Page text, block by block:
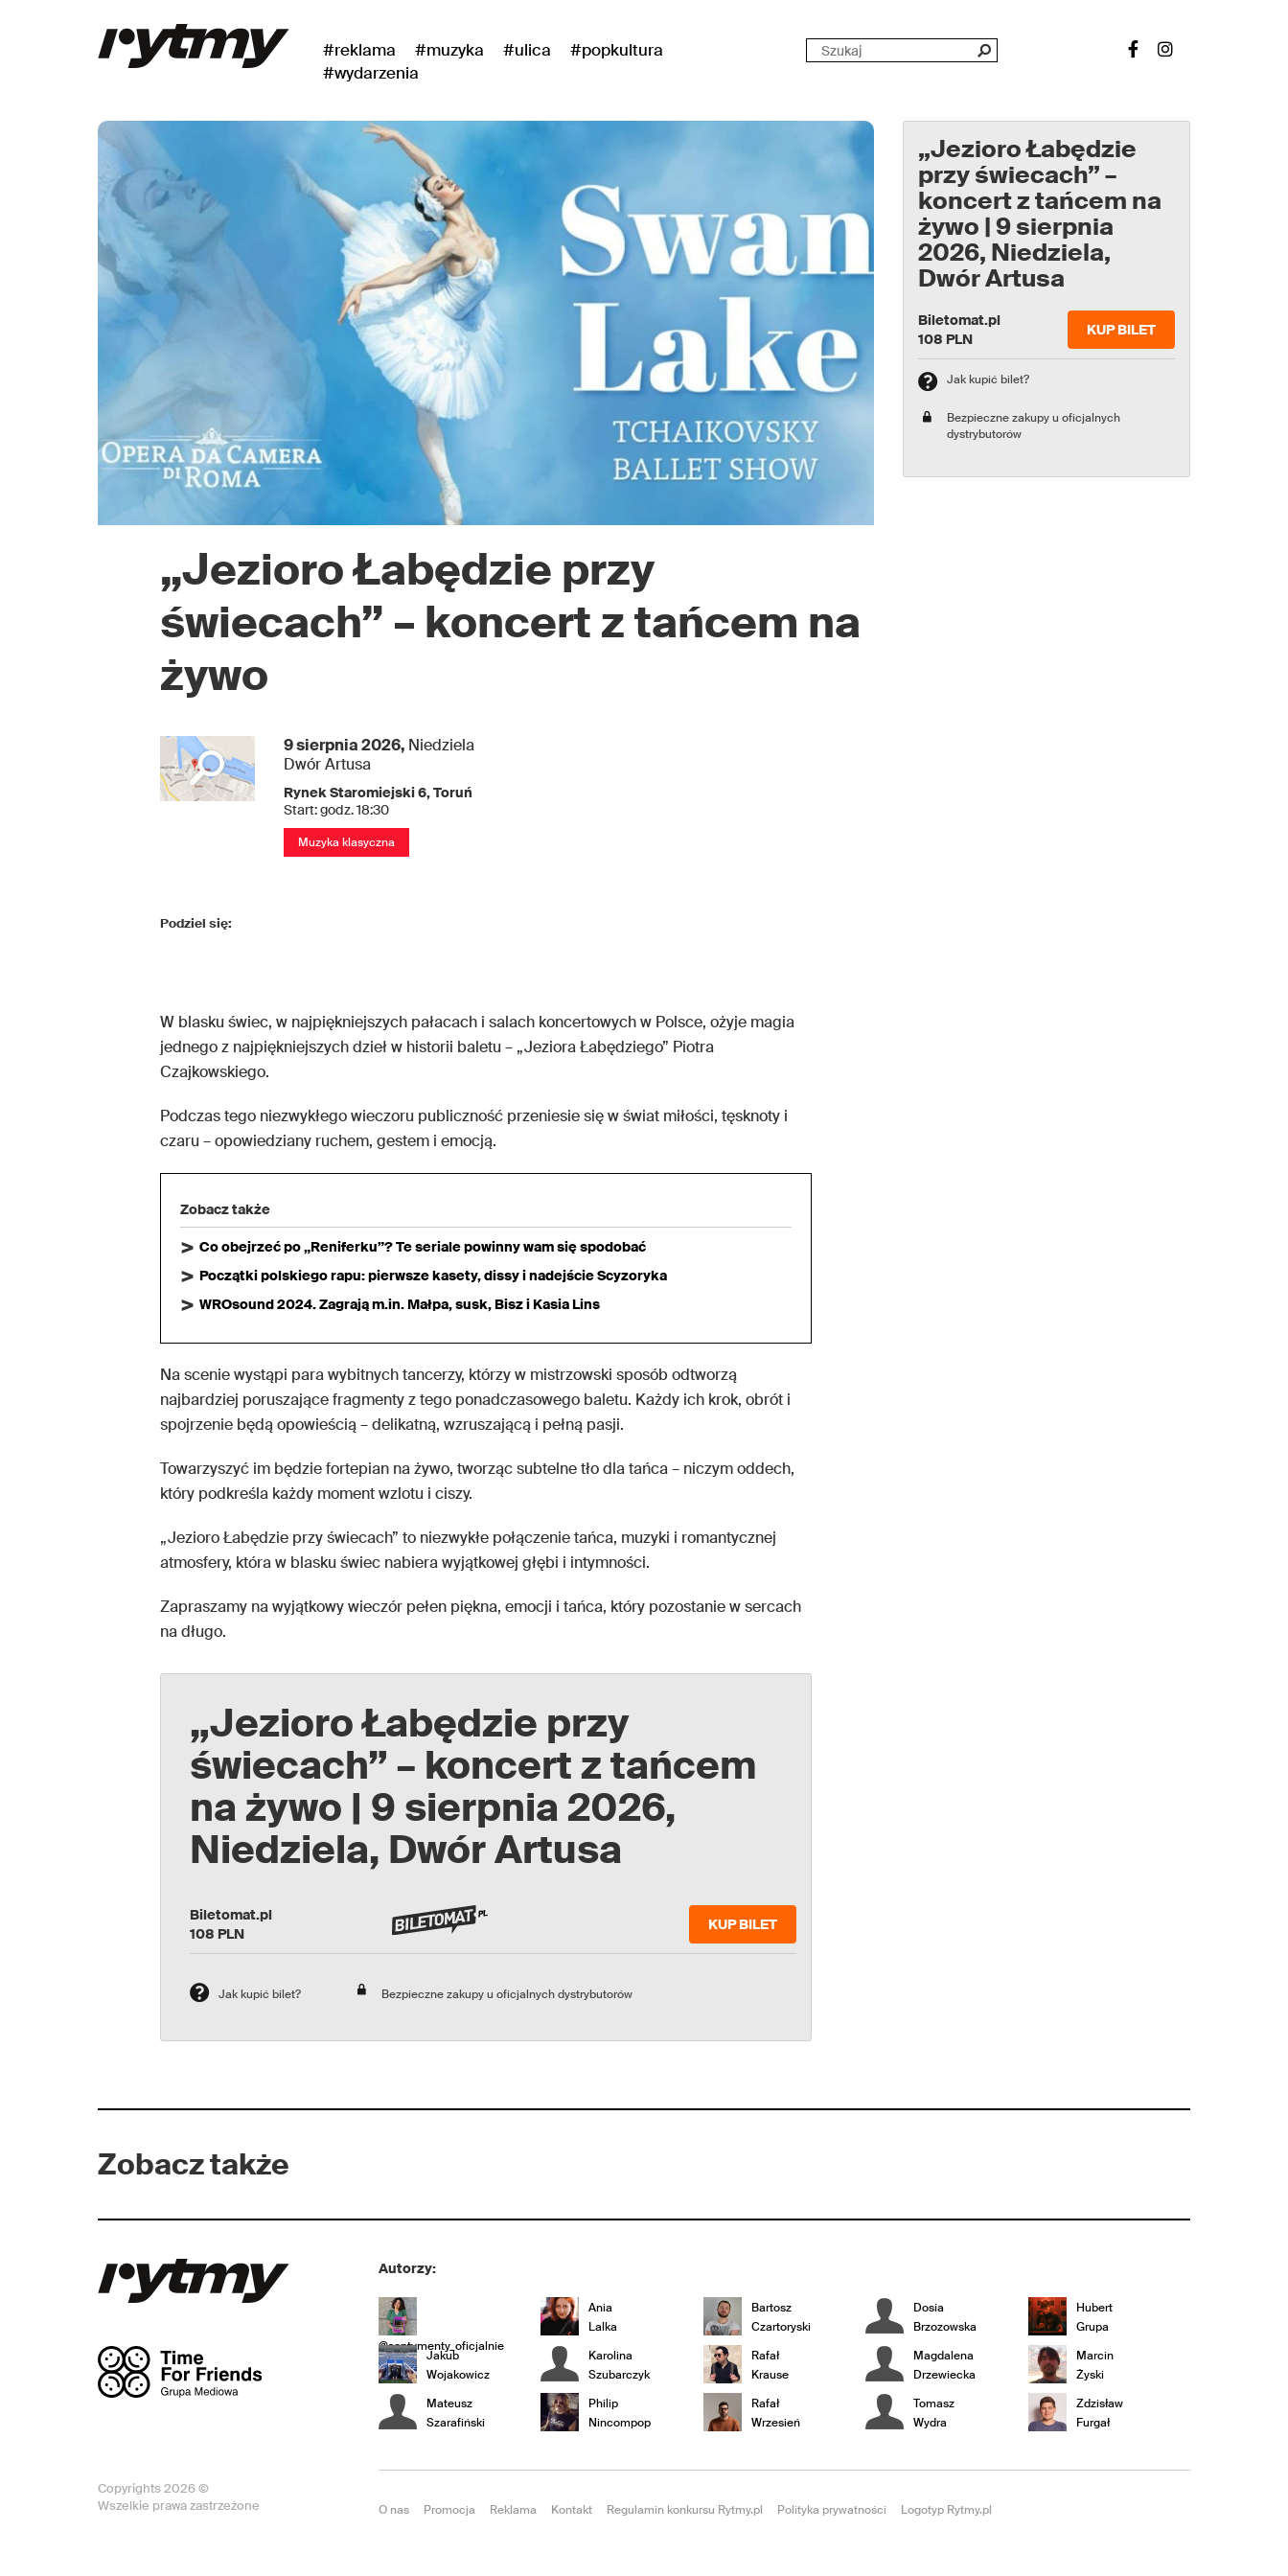
#reklama #muzyka #ulica
#popkultura
#wydarzenia
„Jezioro Łabędzie przy
świecach” – koncert z tańcem na
żywo
9 sierpnia 2026, Niedziela
Dwór Artusa
Rynek Staromiejski 6,Toruń
Start: godz. 18:30
Muzyka klasyczna
Podziel się:
W blasku świec, w najpiękniejszych pałacach i salach koncertowych w Polsce, ożyje magia
jednego z najpiękniejszych dzieł w historii baletu – „Jeziora Łabędziego” Piotra
Czajkowskiego.
Podczas tego niezwykłego wieczoru publiczność przeniesie się w świat miłości, tęsknoty i
czaru – opowiedziany ruchem, gestem i emocją.
Zobacz także
Co obejrzeć po „Reniferku”? Te seriale powinny wam się spodobać
Początki polskiego rapu: pierwsze kasety, dissy i nadejście Scyzoryka
WROsound 2024. Zagrają m.in. Małpa, susk, Bisz i Kasia Lins
Na scenie wystąpi para wybitnych tancerzy, którzy w mistrzowski sposób odtworzą
najbardziej poruszające fragmenty z tego ponadczasowego baletu. Każdy ich krok, obrót i
spojrzenie będą opowieścią – delikatną, wzruszającą i pełną pasji.
Towarzyszyć im będzie fortepian na żywo, tworząc subtelne tło dla tańca – niczym oddech,
który podkreśla każdy moment wzlotu i ciszy.
„Jezioro Łabędzie przy świecach” to niezwykłe połączenie tańca, muzyki i romantycznej
atmosfery, która w blasku świec nabiera wyjątkowej głębi i intymności.
Zapraszamy na wyjątkowy wieczór pełen piękna, emocji i tańca, który pozostanie w sercach
na długo.
„Jezioro Łabędzie przy
świecach” – koncert z tańcem
na żywo | 9 sierpnia 2026,
Niedziela, Dwór Artusa
Biletomat.pl
108 PLN
KUP BILET
Jak kupić bilet? Bezpieczne zakupy u oficjalnych dystrybutorów
„Jezioro Łabędzie
przy świecach” –
koncert z tańcem na
żywo | 9 sierpnia
2026, Niedziela,
Dwór Artusa
Biletomat.pl
108 PLN
KUP BILET
Jak kupić bilet?
Bezpieczne zakupy u oficjalnych
dystrybutorów
Zobacz także
Autorzy:
@sentymenty_oficjalnie
Ania
Lalka
Bartosz
Czartoryski
Dosia
Brzozowska
Hubert
Grupa
Jakub
Wojakowicz
Karolina
Szubarczyk
Rafał
Krause
Magdalena
Drzewiecka
Marcin
Żyski
Mateusz
Szarafiński
Philip
Nincompop
Rafał
Wrzesień
Tomasz
Wydra
Zdzisław
Furgał
Copyrights 2026 ©
Wszelkie prawa zastrzeżone
O nas Promocja Reklama Kontakt Regulamin konkursu Rytmy.pl Polityka prywatności Logotyp Rytmy.pl